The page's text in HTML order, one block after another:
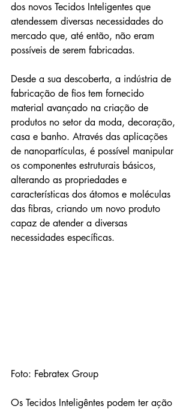
dos novos Tecidos Inteligentes que
atendessem diversas necessidades do
mercado que, até então, não eram
possíveis de serem fabricadas.
Desde a sua descoberta, a indústria de
fabricação de fios tem fornecido
material avançado na criação de
produtos no setor da moda, decoração,
casa e banho. Através das aplicações
de nanopartículas, é possível manipular
os componentes estruturais básicos,
alterando as propriedades e
características dos átomos e moléculas
das fibras, criando um novo produto
capaz de atender a diversas
necessidades específicas.
Foto: Febratex Group
Os Tecidos Inteligêntes podem ter ação